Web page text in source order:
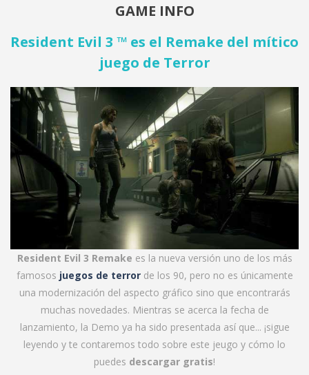
GAME INFO
Resident Evil 3 ™ es el Remake del mítico
juego de Terror
Resident Evil 3 Remake es la nueva versión uno de los más
famosos juegos de terrorde los 90, pero no es únicamente
una modernización del aspecto gráfico sino que encontrarás
muchas novedades. Mientras se acerca la fecha de
lanzamiento, la Demo ya ha sido presentada así que... ¡sigue
leyendo y te contaremos todo sobre este jeugo y cómo lo
puedes descargar gratis!